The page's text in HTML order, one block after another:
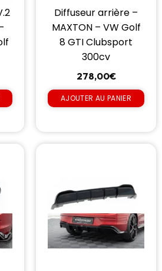
Diffuseur arrière –
MAXTON – VW Golf
8 GTI Clubsport
300cv
278,00€
AJOUTER AU PANIER